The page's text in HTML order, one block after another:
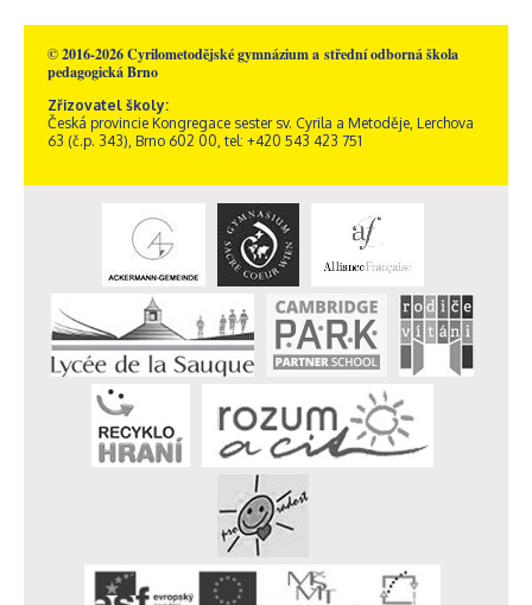
© 2016-2026 Cyrilometodějské gymnázium a střední odborná škola
pedagogická Brno
Zřizovatel školy:
Česká provincie Kongregace sester sv. Cyrila a Metoděje, Lerchova
63 (č.p. 343), Brno 602 00, tel: +420 543 423 751